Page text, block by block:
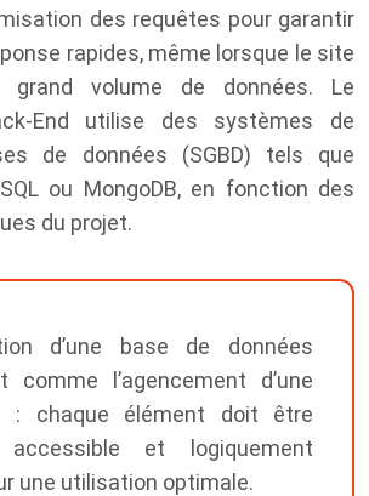
des requêtes pour garantir
rapides, même lorsque le site
volume de données. Le
End utilise des systèmes de
de données (SGBD) tels que
ou MongoDB, en fonction des
du projet.
d’une base de données
comme l’agencement d’une
: chaque élément doit être
accessible et logiquement
une utilisation optimale.